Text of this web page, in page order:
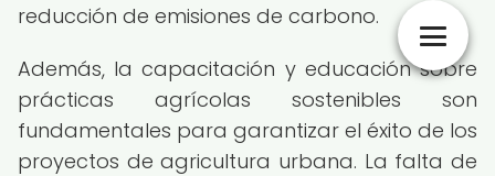
reducción de emisiones de carbono.
Además, la capacitación y educación sobre
prácticas agrícolas sostenibles son
fundamentales para garantizar el éxito de los
proyectos de agricultura urbana. La falta de